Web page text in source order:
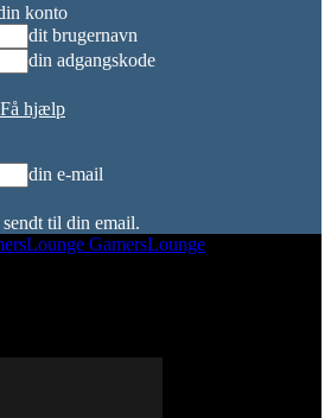
konto
dit brugernavn
din adgangskode
hjælp
din e-mail
til din email.
GamersLounge